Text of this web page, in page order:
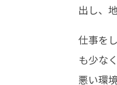
出し、
仕事を
も少な
悪い環